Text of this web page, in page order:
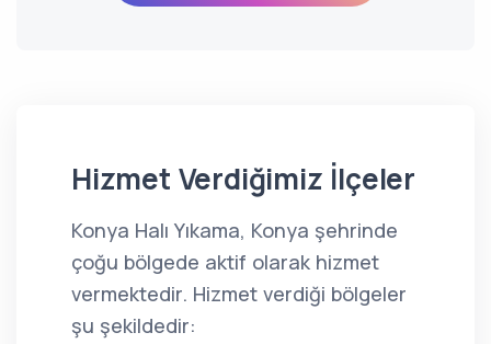
Hizmet Verdiğimiz İlçeler
Konya Halı Yıkama, Konya şehrinde
çoğu bölgede aktif olarak hizmet
vermektedir. Hizmet verdiği bölgeler
şu şekildedir: